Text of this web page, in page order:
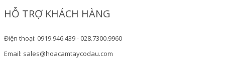
HỖ TRỢ KHÁCH HÀNG
Điện thoại: 0919.946.439 - 028.7300.9960
Email: sales@hoacamtaycodau.com